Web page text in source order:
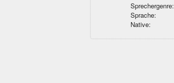
Sprechergenre:
Sprache:
Native: